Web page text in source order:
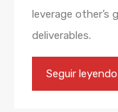
leverage other’s
deliverables.
Seguir leyendo